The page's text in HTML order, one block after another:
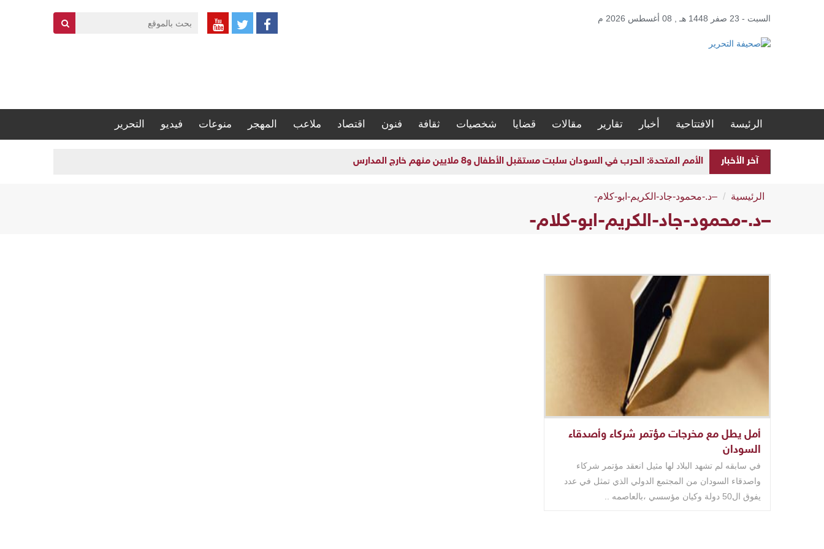
السبت - 23 صفر 1448 هـ , 08 أغسطس 2026 م
الرئيسة الافتتاحية أخبار تقارير مقالات قضايا شخصيات ثقافة فنون اقتصاد ملاعب المهجر منوعات فيديو التحرير
آخر الأخبار الأمم المتحدة: الحرب في السودان سلبت مستقبل الأطفال و8 ملايين منهم خارج المدارس
الرئيسية –د.-محمود-جاد-الكريم-ابو-كلام-
–د.-محمود-جاد-الكريم-ابو-كلام-
أمل يطل مع مخرجات مؤتمر شركاء وأصدقاء
السودان
في سابقه لم تشهد البلاد لها مثيل انعقد مؤتمر شركاء
واصدقاء السودان من المجتمع الدولي الذي تمثل في عدد
يفوق ال50 دولة وكيان مؤسسي ،بالعاصمه ..